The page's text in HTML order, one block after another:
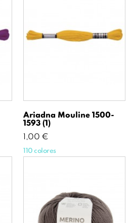
Ariadna Mouline 1500-
1593 (1)
Precio
1,00 €
110 colores